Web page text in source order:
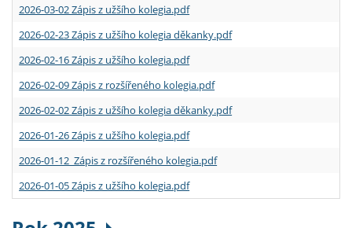
2026-03-02 Zápis z užšího kolegia.pdf
2026-02-23 Zápis z užšího kolegia děkanky.pdf
2026-02-16 Zápis z užšího kolegia.pdf
2026-02-09 Zápis z rozšířeného kolegia.pdf
2026-02-02 Zápis z užšího kolegia děkanky.pdf
2026-01-26 Zápis z užšího kolegia.pdf
2026-01-12 Zápis z rozšířeného kolegia.pdf
2026-01-05 Zápis z užšího kolegia.pdf